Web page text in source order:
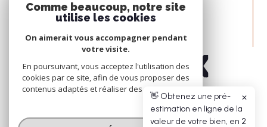
ADHÉRONS
© 2026 | TOUS DROITS RÉSERVÉS | TRADUCTION POWERED BY GOOGLE |
PLAN DU SITE MENTIONS LÉGALES ADMIN NOS LIENS
Comme beaucoup, notre site
utilise les cookies
On aimerait vous accompagner pendant
votre visite.
En poursuivant, vous acceptez l'utilisation des
cookies par ce site, afin de vous proposer des
contenus adaptés et réaliser des statistiques !
👋 Obtenez une pré-
estimation en ligne de la
valeur de votre bien, en 2
✕